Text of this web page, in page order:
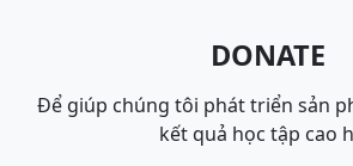
DONATE
Để giúp chúng tôi phát triển sản
kết quả học tập cao